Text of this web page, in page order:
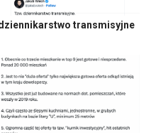
transmisyjne